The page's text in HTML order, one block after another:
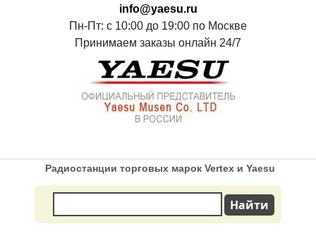
info@yaesu.ru
Пн-Пт: с 10:00 до 19:00 по Москве
Принимаем заказы онлайн 24/7
Радиостанции торговых марок Vertex и Yaesu